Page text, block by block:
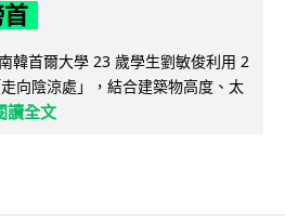
韓首爾大學 23 歲學生劉敏俊利用 2
向陰涼處」，結合建築物高度、太
讀全文